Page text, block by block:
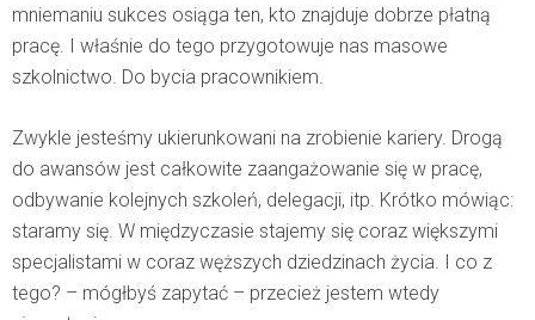
mniemaniu sukces osiąga ten, kto znajduje dobrze płatną
pracę. I właśnie do tego przygotowuje nas masowe
szkolnictwo. Do bycia pracownikiem.
Zwykle jesteśmy ukierunkowani na zrobienie kariery. Drogą
do awansów jest całkowite zaangażowanie się w pracę,
odbywanie kolejnych szkoleń, delegacji, itp. Krótko mówiąc:
staramy się. W międzyczasie stajemy się coraz większymi
specjalistami w coraz węższych dziedzinach życia. I co z
tego? – mógłbyś zapytać – przecież jestem wtedy